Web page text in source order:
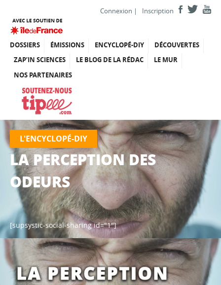
Connexion | Inscription
DOSSIERS ÉMISSIONS ENCYCLOPÉ-DIY
DÉCOUVERTES
ZAP’IN SCIENCES
LE BLOG DE LA RÉDAC
LE MUR
NOS PARTENAIRES
L'ENCYCLOPÉ-DIY
LA PERCEPTION DES
ODEURS
[supsystic-social-sharing id="1"]